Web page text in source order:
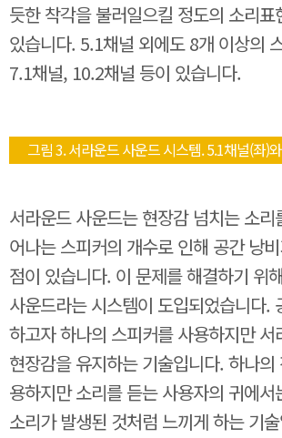
듯한 착각을 불러일으킬 정도의 소리
있습니다. 5.1채널 외에도 8개 이상의
7.1채널, 10.2채널 등이 있습니다.
그림 3. 서라운드 사운드 시스템. 5.1채널(좌)
서라운드 사운드는 현장감 넘치는 소
어나는 스피커의 개수로 인해 공간 낭
점이 있습니다. 이 문제를 해결하기 위
사운드라는 시스템이 도입되었습니다.
하고자 하나의 스피커를 사용하지만 서
현장감을 유지하는 기술입니다. 하나의
용하지만 소리를 듣는 사용자의 귀에서
소리가 발생된 것처럼 느끼게 하는 기